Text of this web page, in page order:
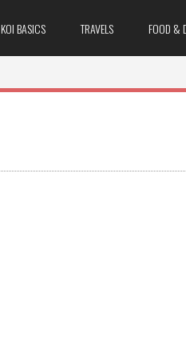
KOI BASICS TRAVELS FOOD &